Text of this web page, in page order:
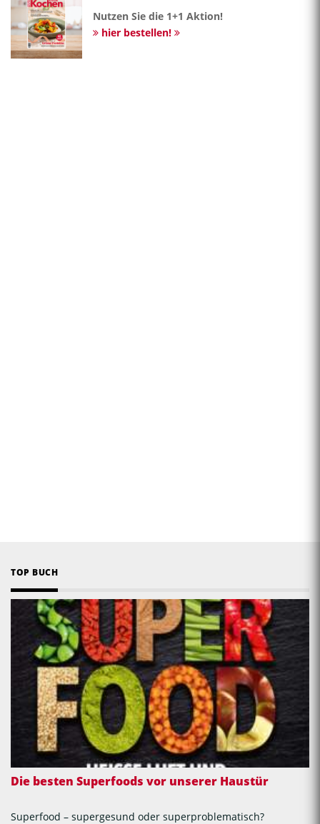
Nutzen Sie die 1+1 Aktion!
hier bestellen!
TOP BUCH
Die besten Superfoods vor unserer Haustür
Superfood – supergesund oder superproblematisch?